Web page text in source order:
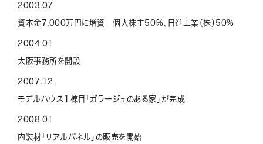
2003.07
資本金7,000万円に増資 個人株主50%、日進工業（株）50%
2004.01
大阪事務所を開設
2007.12
モデルハウス１棟目「ガラージュのある家」が完成
2008.01
内装材「リアルパネル」の販売を開始